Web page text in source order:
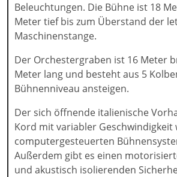
Beleuchtungen. Die Bühne ist 18
Meter tief bis zum Überstand der
Maschinenstange.
Der Orchestergraben ist 16 Meter
Meter lang und besteht aus 5
Bühnenniveau ansteigen.
Der sich öffnende italienische
Kord mit variabler Geschwindigkeit
computergesteuerten
Außerdem gibt es einen
und akustisch isolierenden